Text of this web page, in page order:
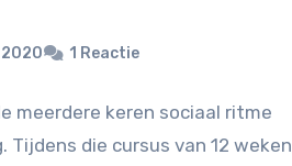
1 Reactie
meerdere keren sociaal ritme
Tijdens die cursus van 12 weken